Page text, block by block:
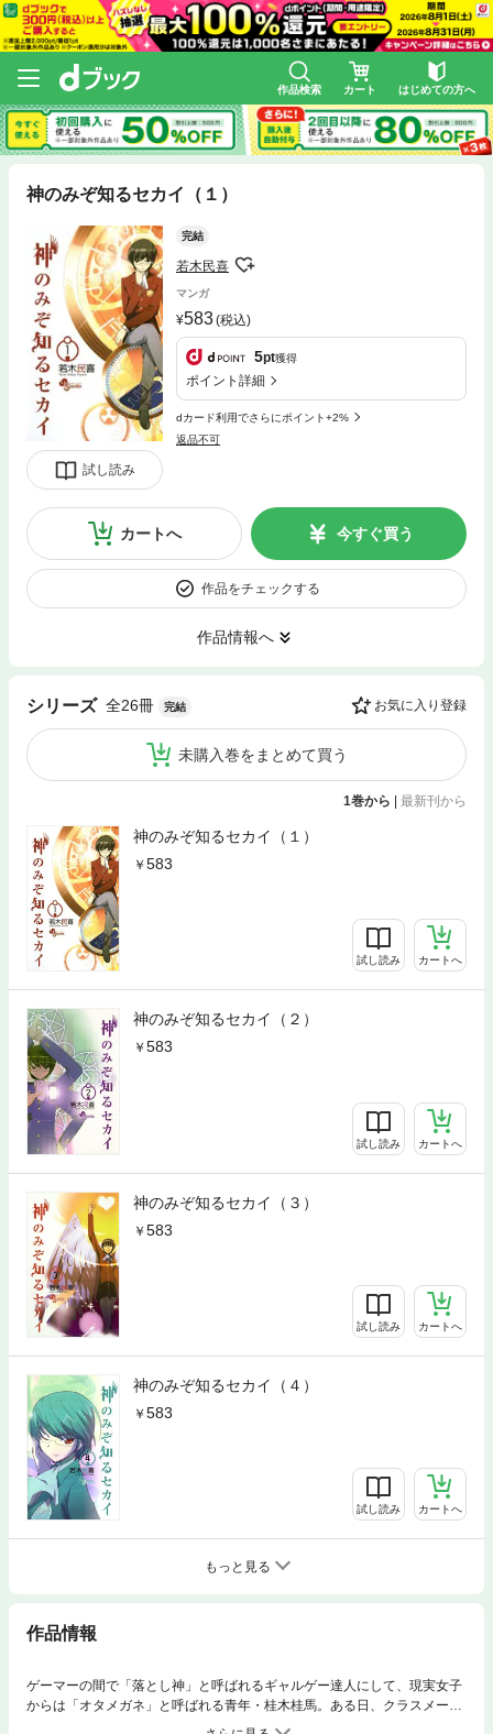
作品検索 カート はじめての方へ
神のみぞ知るセカイ（１）
試し読み
完結
若木民喜
マンガ
583(税込)
5pt獲得
ポイント詳細
dカード利用でさらにポイント+2%
返品不可
カートへ 今すぐ買う
作品をチェックする
作品情報へ
シリーズ 全26冊 完結 お気に入り登録
未購入巻をまとめて買う
1巻から 最新刊から
神のみぞ知るセカイ（１）
583
試し読み カートへ
神のみぞ知るセカイ（２）
583
試し読み カートへ
神のみぞ知るセカイ（３）
583
試し読み カートへ
神のみぞ知るセカイ（４）
583
試し読み カートへ
もっと見る
作品情報
ゲーマーの間で「落とし神」と呼ばれるギャルゲー達人にして、現実女子
からは「オタメガネ」と呼ばれる青年・桂木桂馬。ある日、クラスメート
の高原歩美に押しつけられた校舎屋上の掃除中、携帯ゲームのメールチェ